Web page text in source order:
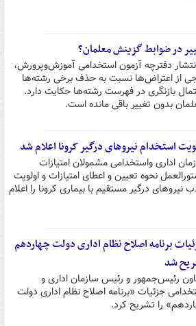
در ضوابط گزینش معلمان؟
دفترچه آزمون استخدامی آموزش‌وپرورش،
از اعتراض‌ها نسبت به حذف برخی رشته‌ها
بازنگری در فهرست رشته‌ها حکایت دارد.
بدون تغییر باقی مانده است.
استخدام نیروهای درگیر کرونا اعلام شد
اداری واستخدامی مشمولان امتیازات
نحوه تعیین و اعطای امتیازات و اولویت
نیروهای درگیر مستقیم با بیماری کرونا را اعلام
برنامه اصلاح نظام اداری دولت چهاردهم
شد
رئیس‌جمهور و رئیس سازمان اداری و
جزئیات «برنامه اصلاح نظام اداری دولت
را تشریح کرد.